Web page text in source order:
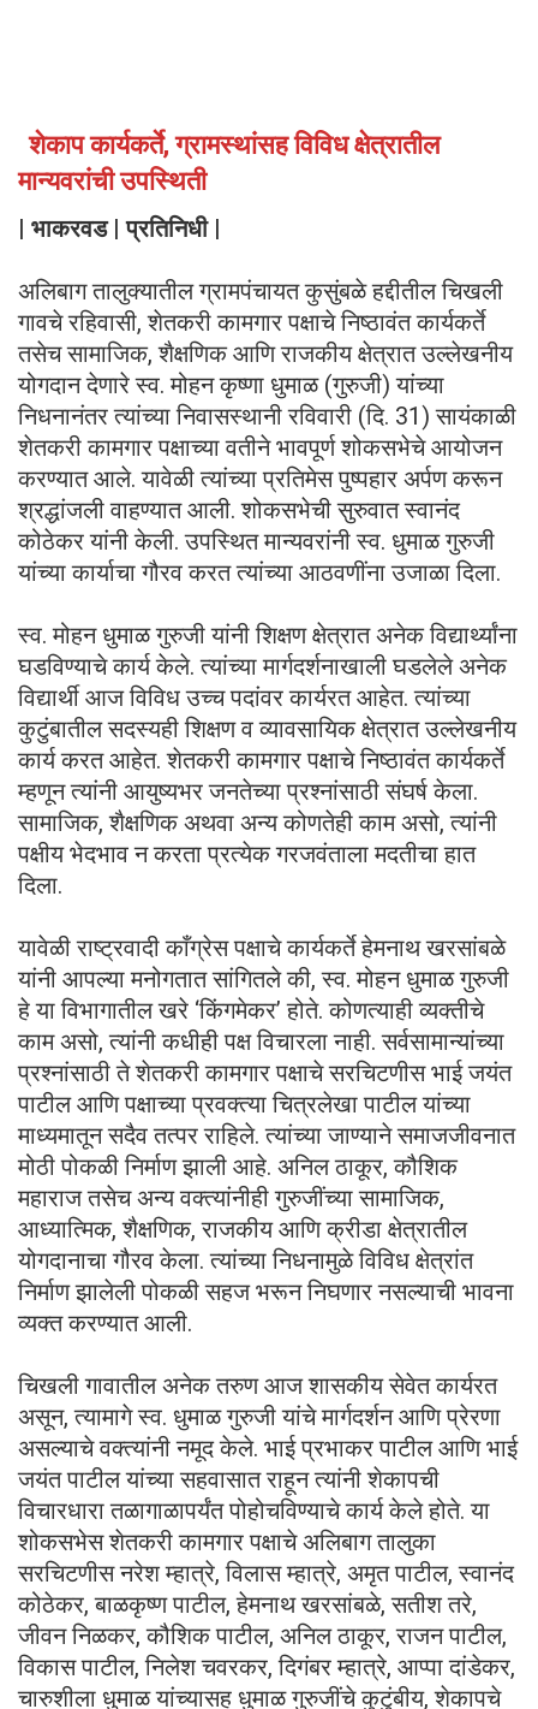
शेकाप कार्यकर्ते, ग्रामस्थांसह विविध क्षेत्रातील
मान्यवरांची उपस्थिती
| भाकरवड | प्रतिनिधी |
अलिबाग तालुक्यातील ग्रामपंचायत कुसुंबळे हद्दीतील चिखली
गावचे रहिवासी, शेतकरी कामगार पक्षाचे निष्ठावंत कार्यकर्ते
तसेच सामाजिक, शैक्षणिक आणि राजकीय क्षेत्रात उल्लेखनीय
योगदान देणारे स्व. मोहन कृष्णा धुमाळ (गुरुजी) यांच्या
निधनानंतर त्यांच्या निवासस्थानी रविवारी (दि. 31) सायंकाळी
शेतकरी कामगार पक्षाच्या वतीने भावपूर्ण शोकसभेचे आयोजन
करण्यात आले. यावेळी त्यांच्या प्रतिमेस पुष्पहार अर्पण करून
श्रद्धांजली वाहण्यात आली. शोकसभेची सुरुवात स्वानंद
कोठेकर यांनी केली. उपस्थित मान्यवरांनी स्व. धुमाळ गुरुजी
यांच्या कार्याचा गौरव करत त्यांच्या आठवणींना उजाळा दिला.
स्व. मोहन धुमाळ गुरुजी यांनी शिक्षण क्षेत्रात अनेक विद्यार्थ्यांना
घडविण्याचे कार्य केले. त्यांच्या मार्गदर्शनाखाली घडलेले अनेक
विद्यार्थी आज विविध उच्च पदांवर कार्यरत आहेत. त्यांच्या
कुटुंबातील सदस्यही शिक्षण व व्यावसायिक क्षेत्रात उल्लेखनीय
कार्य करत आहेत. शेतकरी कामगार पक्षाचे निष्ठावंत कार्यकर्ते
म्हणून त्यांनी आयुष्यभर जनतेच्या प्रश्नांसाठी संघर्ष केला.
सामाजिक, शैक्षणिक अथवा अन्य कोणतेही काम असो, त्यांनी
पक्षीय भेदभाव न करता प्रत्येक गरजवंताला मदतीचा हात
दिला.
यावेळी राष्ट्रवादी काँग्रेस पक्षाचे कार्यकर्ते हेमनाथ खरसांबळे
यांनी आपल्या मनोगतात सांगितले की, स्व. मोहन धुमाळ गुरुजी
हे या विभागातील खरे ‌‘किंगमेकर’ होते. कोणत्याही व्यक्तीचे
काम असो, त्यांनी कधीही पक्ष विचारला नाही. सर्वसामान्यांच्या
प्रश्नांसाठी ते शेतकरी कामगार पक्षाचे सरचिटणीस भाई जयंत
पाटील आणि पक्षाच्या प्रवक्त्या चित्रलेखा पाटील यांच्या
माध्यमातून सदैव तत्पर राहिले. त्यांच्या जाण्याने समाजजीवनात
मोठी पोकळी निर्माण झाली आहे. अनिल ठाकूर, कौशिक
महाराज तसेच अन्य वक्त्यांनीही गुरुजींच्या सामाजिक,
आध्यात्मिक, शैक्षणिक, राजकीय आणि क्रीडा क्षेत्रातील
योगदानाचा गौरव केला. त्यांच्या निधनामुळे विविध क्षेत्रांत
निर्माण झालेली पोकळी सहज भरून निघणार नसल्याची भावना
व्यक्त करण्यात आली.
चिखली गावातील अनेक तरुण आज शासकीय सेवेत कार्यरत
असून, त्यामागे स्व. धुमाळ गुरुजी यांचे मार्गदर्शन आणि प्रेरणा
असल्याचे वक्त्यांनी नमूद केले. भाई प्रभाकर पाटील आणि भाई
जयंत पाटील यांच्या सहवासात राहून त्यांनी शेकापची
विचारधारा तळागाळापर्यंत पोहोचविण्याचे कार्य केले होते. या
शोकसभेस शेतकरी कामगार पक्षाचे अलिबाग तालुका
सरचिटणीस नरेश म्हात्रे, विलास म्हात्रे, अमृत पाटील, स्वानंद
कोठेकर, बाळकृष्ण पाटील, हेमनाथ खरसांबळे, सतीश तरे,
जीवन निळकर, कौशिक पाटील, अनिल ठाकूर, राजन पाटील,
विकास पाटील, निलेश चवरकर, दिगंबर म्हात्रे, आप्पा दांडेकर,
चारुशीला धुमाळ यांच्यासह धुमाळ गुरुजींचे कुटुंबीय, शेकापचे